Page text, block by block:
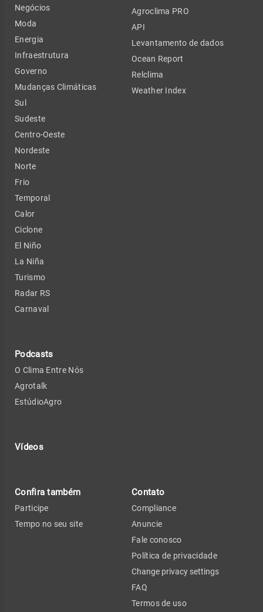
Negócios
Moda
Energia
Infraestrutura
Governo
Mudanças Climáticas
Sul
Sudeste
Centro-Oeste
Nordeste
Norte
Frio
Temporal
Calor
Ciclone
El Niño
La Niña
Turismo
Radar RS
Carnaval
Podcasts
O Clima Entre Nós
Agrotalk
EstúdioAgro
Vídeos
Agroclima PRO
API
Levantamento de dados
Ocean Report
Relclima
Weather Index
Confira também
Participe
Tempo no seu site
Contato
Compliance
Anuncie
Fale conosco
Política de privacidade
Change privacy settings
FAQ
Termos de uso